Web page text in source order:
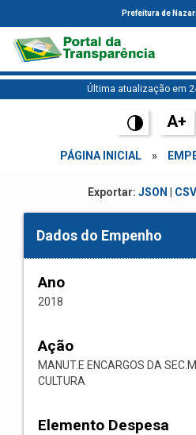
Prefeitura de
Última atualização em
A+
PÁGINA INICIAL »
Exportar: JSON CSV
Dados do Empenho
Ano
2018
Ação
MANUT.E ENCARGOS DA
CULTURA
Elemento Despesa